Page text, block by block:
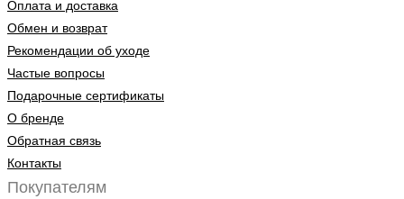
Оплата и доставка
Обмен и возврат
Рекомендации об уходе
Частые вопросы
Подарочные сертификаты
О бренде
Обратная связь
Контакты
Покупателям